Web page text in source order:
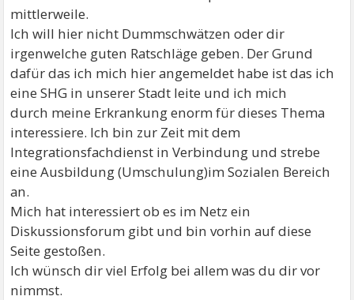
mittlerweile.
Ich will hier nicht Dummschwätzen oder dir
irgenwelche guten Ratschläge geben. Der Grund
dafür das ich mich hier angemeldet habe ist das ich
eine SHG in unserer Stadt leite und ich mich
durch meine Erkrankung enorm für dieses Thema
interessiere. Ich bin zur Zeit mit dem
Integrationsfachdienst in Verbindung und strebe
eine Ausbildung (Umschulung)im Sozialen Bereich
an.
Mich hat interessiert ob es im Netz ein
Diskussionsforum gibt und bin vorhin auf diese
Seite gestoßen.
Ich wünsch dir viel Erfolg bei allem was du dir vor
nimmst.